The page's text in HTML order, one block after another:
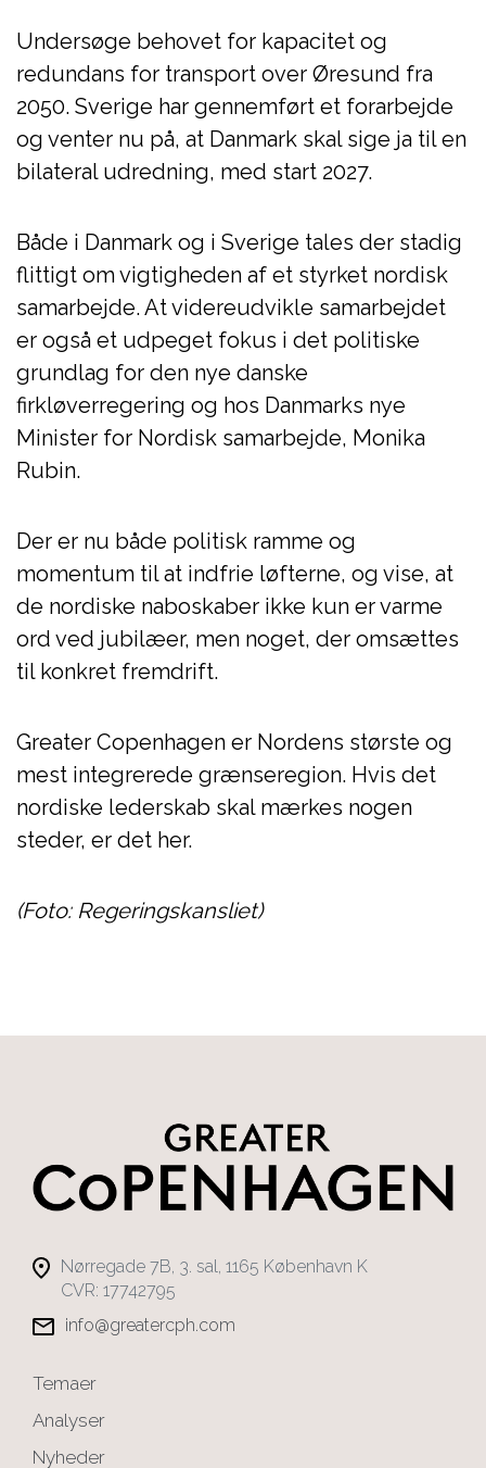
Undersøge behovet for kapacitet og
redundans for transport over Øresund fra
2050. Sverige har gennemført et forarbejde
og venter nu på, at Danmark skal sige ja til en
bilateral udredning, med start 2027.
Både i Danmark og i Sverige tales der stadig
flittigt om vigtigheden af et styrket nordisk
samarbejde. At videreudvikle samarbejdet
er også et udpeget fokus i det politiske
grundlag for den nye danske
firkløverregering og hos Danmarks nye
Minister for Nordisk samarbejde, Monika
Rubin.
Der er nu både politisk ramme og
momentum til at indfrie løfterne, og vise, at
de nordiske naboskaber ikke kun er varme
ord ved jubilæer, men noget, der omsættes
til konkret fremdrift.
Greater Copenhagen er Nordens største og
mest integrerede grænseregion. Hvis det
nordiske lederskab skal mærkes nogen
steder, er det her.
(Foto: Regeringskansliet)
Nørregade 7B, 3. sal, 1165 København K
CVR: 17742795
info@greatercph.com
Temaer
Analyser
Nyheder